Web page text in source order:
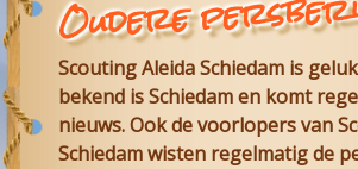
Scouting Aleida Schiedam is
bekend is Schiedam en komt
nieuws. Ook de voorlopers van
Schiedam wisten regelmatig de